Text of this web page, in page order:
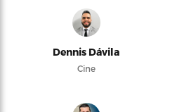
Dennis Dávila
Cine